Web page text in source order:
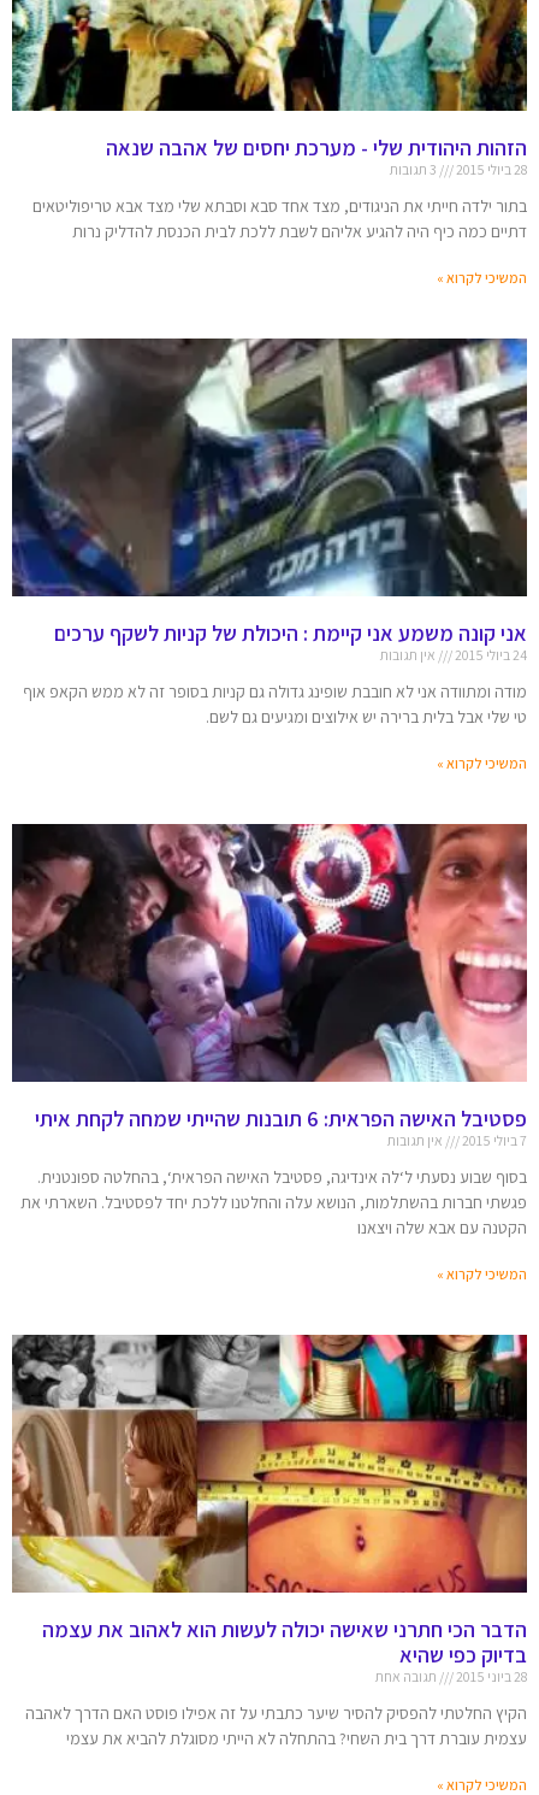
הזהות היהודית שלי - מערכת יחסים של אהבה שנאה
28 ביולי 2015
בתור ילדה חייתי את הניגודים, מצד אחד סבא וסבתא שלי מצד אבא טריפוליטאים
דתיים כמה כיף היה להגיע אליהם לשבת ללכת לבית הכנסת להדליק נרות
המשיכי לקרוא »
אני קונה משמע אני קיימת : היכולת של קניות לשקף ערכים
24 ביולי 2015 אין תגובות
מודה ומתוודה אני לא חובבת שופינג גדולה גם קניות בסופר זה לא ממש הקאפ אוף
טי שלי אבל בלית ברירה יש אילוצים ומגיעים גם לשם.
המשיכי לקרוא »
פסטיבל האישה הפראית: 6 תובנות שהייתי שמחה לקחת איתי
7 ביולי 2015 אין תגובות
בסוף שבוע נסעתי ל‘לה אינדיגה, פסטיבל האישה הפראית‘, בהחלטה ספונטנית.
פגשתי חברות בהשתלמות, הנושא עלה והחלטנו ללכת יחד לפסטיבל. השארתי את
הקטנה עם אבא שלה ויצאנו
המשיכי לקרוא »
הדבר הכי חתרני שאישה יכולה לעשות הוא לאהוב את עצמה
בדיוק כפי שהיא
28 ביוני 2015 תגובה אחת
הקיץ החלטתי להפסיק להסיר שיער כתבתי על זה אפילו פוסט האם הדרך לאהבה
עצמית עוברת דרך בית השחי? בהתחלה לא הייתי מסוגלת להביא את עצמי
המשיכי לקרוא »